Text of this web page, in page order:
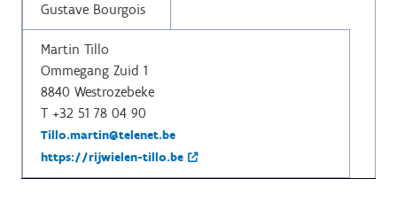
Gustave Bourgois
Martin Tillo
Ommegang Zuid 1
8840 Westrozebeke
T +32 51 78 04 90
Tillo.martin@telenet.be
https://rijwielen-tillo.be